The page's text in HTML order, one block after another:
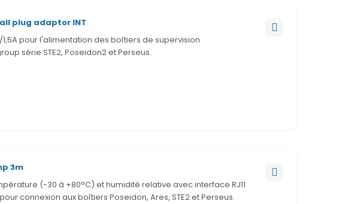
plug adaptor INT
pour l'alimentation des boîtiers de supervision
série STE2, Poseidon2 et Perseus.
3m
(-30 à +80°C) et humidité relative avec interface RJ11
connexion aux boîtiers Poseidon, Ares, STE2 et Perseus.